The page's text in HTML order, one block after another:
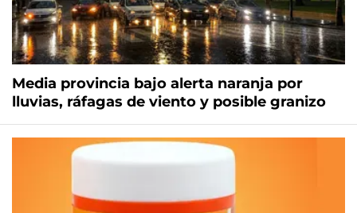
Media provincia bajo alerta naranja por
lluvias, ráfagas de viento y posible granizo